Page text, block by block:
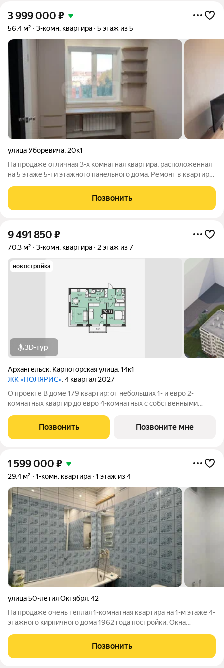
3 999 000 ₽
56,4 м² 3-комн. квартира 5 этаж из 5
улица Уборевича, 20к1
На продаже отличная 3-х комнатная квартира, расположенная
на 5 этаже 5-ти этажного панельного дома. Ремонт в квартире
замене электрики, сантехники, всех коммуникаций, так же
были перебраны полы -
Позвонить
9 491 850 ₽
70,3 м² 3-комн. квартира 2 этаж из 7
новостройка
3D-тур
Архангельск, Карпогорская улица,14к1
ЖК «ПОЛЯРИС», 4 квартал 2027
О проекте В доме 179 квартир: от небольших 1- и евро 2-
комнатных квартир до евро 4-комнатных с собственными
единую зеленую среду. Детская площадка Видеонаблюдение
Спортивная площадка
Позвонить Позвоните мне
1 599 000 ₽
29,4 м² 1-комн. квартира 1 этаж из 4
улица 50-летия Октября,42
На продаже очень теплая 1-комнатная квартира на 1-м этаже 4-
этажного кирпичного дома 1962 года постройки. Окна
квартиры - удовлетворительное. Район с развитой
инфраструктурой: В шаговой
Позвонить